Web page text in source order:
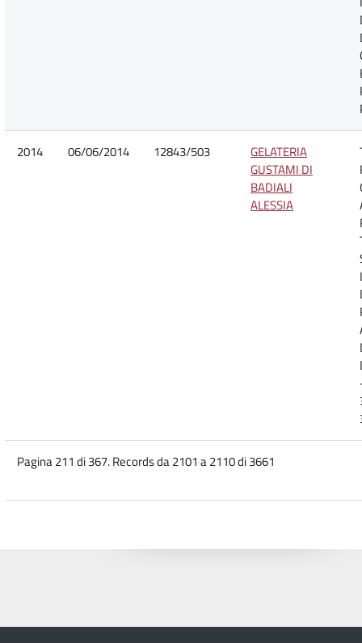
2014 06/06/2014 12843/503
GELATERIA
GUSTAMI DI
BADIALI
ALESSIA
Pagina 211 di 367. Records da 2101 a 2110 di 3661